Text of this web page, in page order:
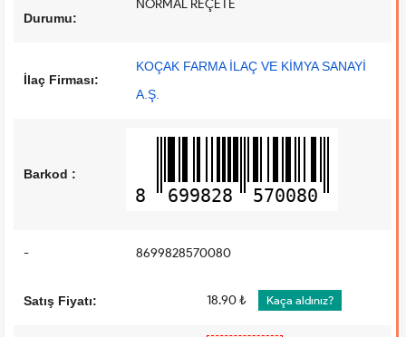
Durumu:
NORMAL REÇETE
İlaç Firması:
KOÇAK FARMA İLAÇ VE KİMYA SANAYİ
A.Ş.
Barkod :
8 699828 570080
- 8699828570080
Satış Fiyatı: 18.90 ₺ Kaça aldınız?